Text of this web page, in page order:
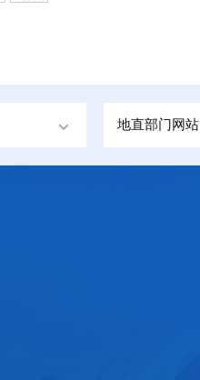
地直部门网站